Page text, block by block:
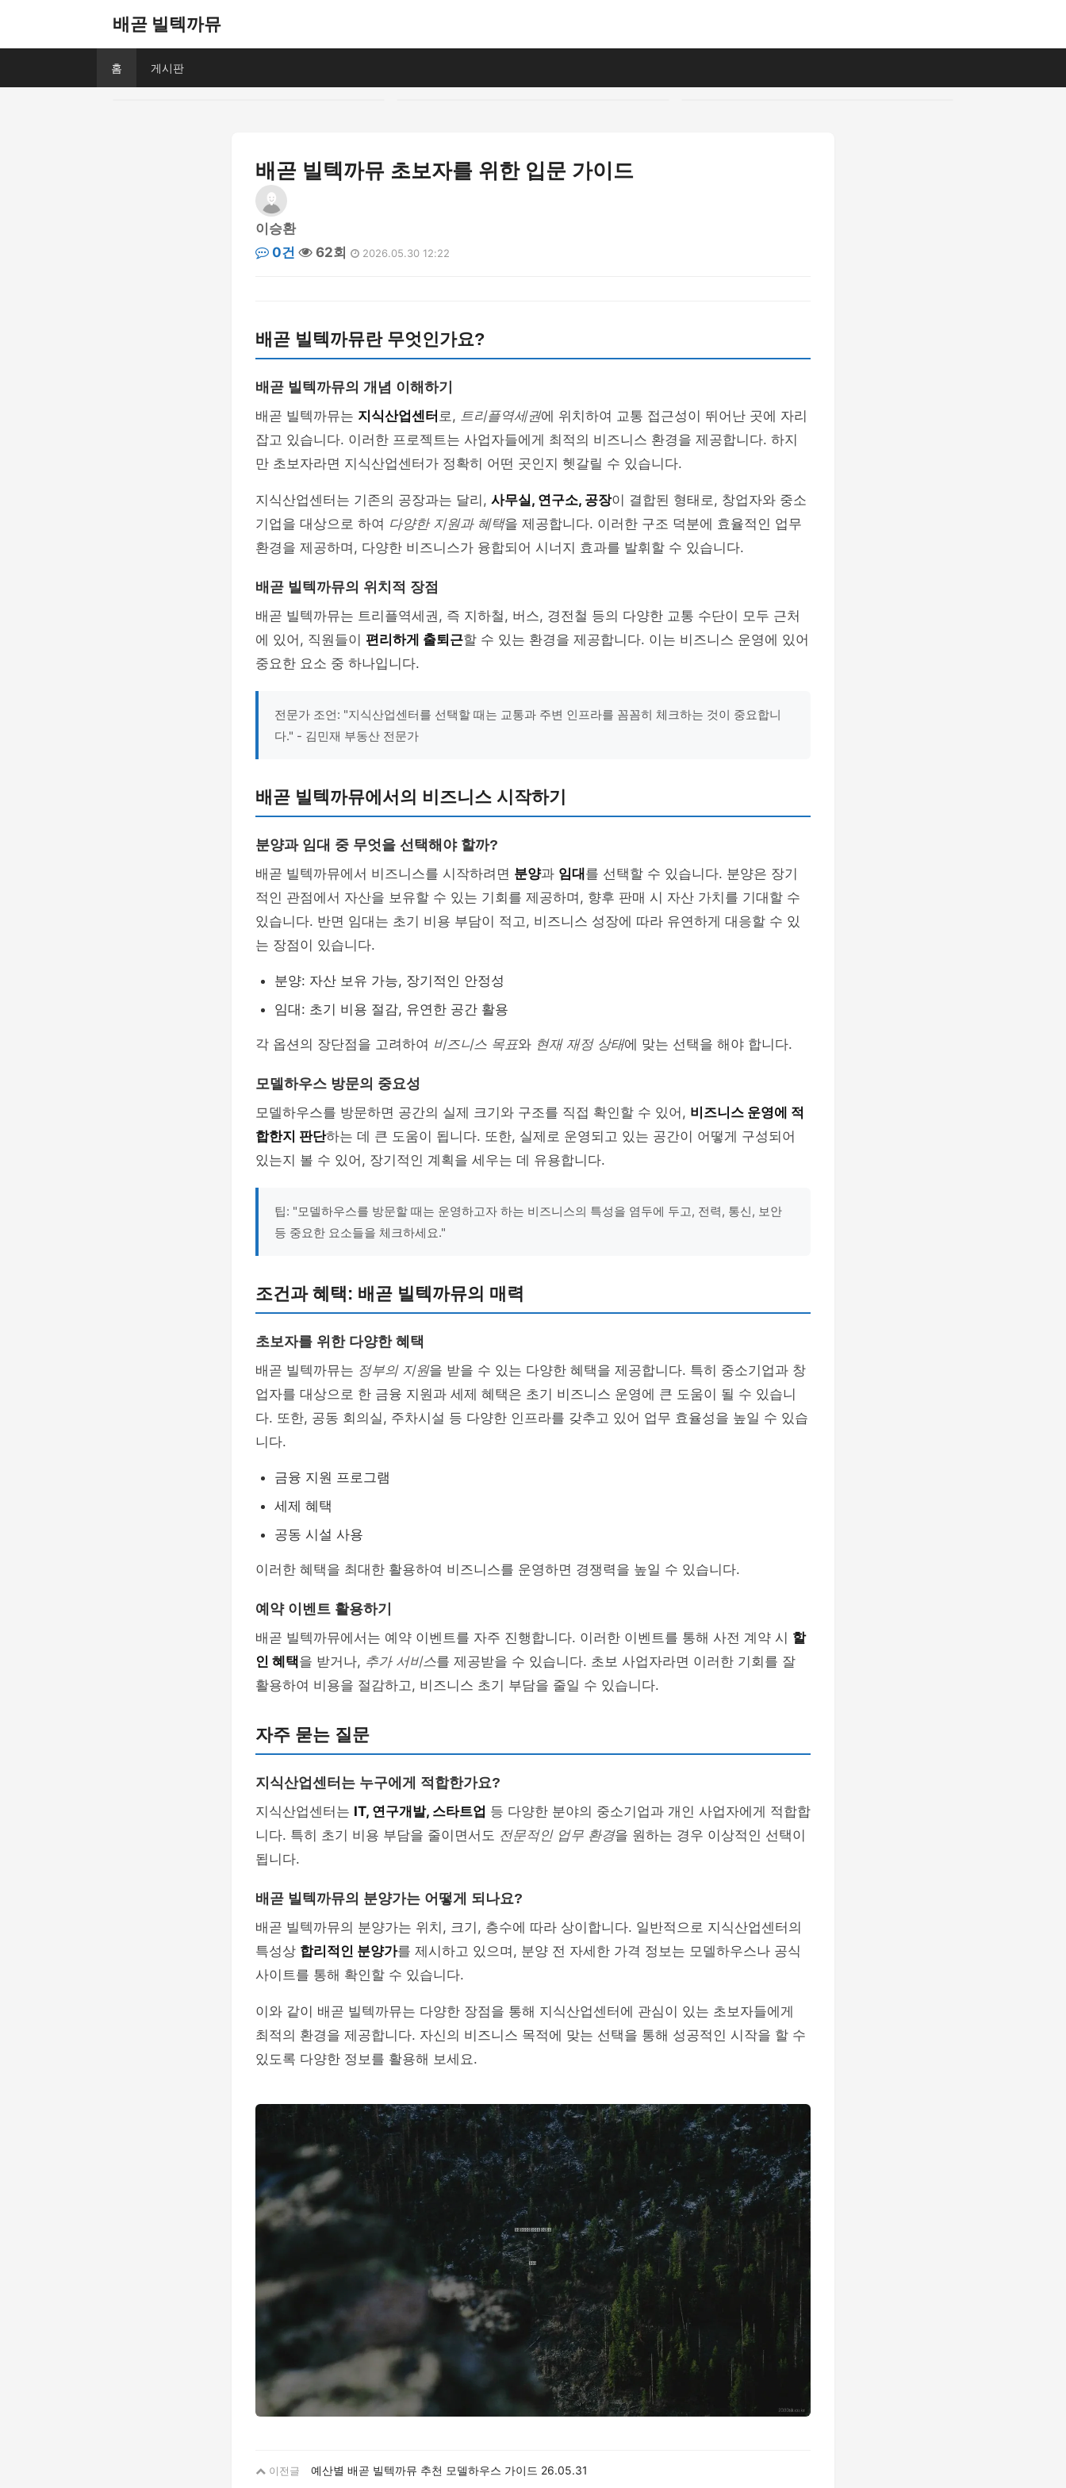
배곧 빌텍까뮤
홈 게시판
배곧 빌텍까뮤 초보자를 위한 입문 가이드
이승환
0건
62회 2026.05.30 12:22
배곧 빌텍까뮤란 무엇인가요?
배곧 빌텍까뮤의 개념 이해하기
배곧 빌텍까뮤는 지식산업센터 로, 트리플역세권에 위치하여 교통 접근성이 뛰어난 곳에 자리
잡고 있습니다. 이러한 프로젝트는 사업자들에게 최적의 비즈니스 환경을 제공합니다. 하지
만 초보자라면 지식산업센터가 정확히 어떤 곳인지 헷갈릴 수 있습니다.
지식산업센터는 기존의 공장과는 달리, 사무실, 연구소, 공장이 결합된 형태로, 창업자와 중소
기업을 대상으로 하여 다양한 지원과 혜택을 제공합니다. 이러한 구조 덕분에 효율적인 업무
환경을 제공하며, 다양한 비즈니스가 융합되어 시너지 효과를 발휘할 수 있습니다.
배곧 빌텍까뮤의 위치적 장점
배곧 빌텍까뮤는 트리플역세권, 즉 지하철, 버스, 경전철 등의 다양한 교통 수단이 모두 근처
에 있어, 직원들이 편리하게 출퇴근할 수 있는 환경을 제공합니다. 이는 비즈니스 운영에 있어
중요한 요소 중 하나입니다.
전문가 조언: "지식산업센터를 선택할 때는 교통과 주변 인프라를 꼼꼼히 체크하는 것이 중요합니
다." - 김민재 부동산 전문가
배곧 빌텍까뮤에서의 비즈니스 시작하기
분양과 임대 중 무엇을 선택해야 할까?
배곧 빌텍까뮤에서 비즈니스를 시작하려면 분양과 임대 를 선택할 수 있습니다. 분양은 장기
적인 관점에서 자산을 보유할 수 있는 기회를 제공하며, 향후 판매 시 자산 가치를 기대할 수
있습니다. 반면 임대는 초기 비용 부담이 적고, 비즈니스 성장에 따라 유연하게 대응할 수 있
는 장점이 있습니다.
분양: 자산 보유 가능, 장기적인 안정성
임대: 초기 비용 절감, 유연한 공간 활용
각 옵션의 장단점을 고려하여 비즈니스 목표와 현재 재정 상태에 맞는 선택을 해야 합니다.
모델하우스 방문의 중요성
모델하우스를 방문하면 공간의 실제 크기와 구조를 직접 확인할 수 있어, 비즈니스 운영에 적
합한지 판단하는 데 큰 도움이 됩니다. 또한, 실제로 운영되고 있는 공간이 어떻게 구성되어
있는지 볼 수 있어, 장기적인 계획을 세우는 데 유용합니다.
팁: "모델하우스를 방문할 때는 운영하고자 하는 비즈니스의 특성을 염두에 두고, 전력, 통신, 보안
등 중요한 요소들을 체크하세요."
조건과 혜택: 배곧 빌텍까뮤의 매력
초보자를 위한 다양한 혜택
배곧 빌텍까뮤는 정부의 지원을 받을 수 있는 다양한 혜택을 제공합니다. 특히 중소기업과 창
업자를 대상으로 한 금융 지원과 세제 혜택은 초기 비즈니스 운영에 큰 도움이 될 수 있습니
다. 또한, 공동 회의실, 주차시설 등 다양한 인프라를 갖추고 있어 업무 효율성을 높일 수 있습
니다.
금융 지원 프로그램
세제 혜택
공동 시설 사용
이러한 혜택을 최대한 활용하여 비즈니스를 운영하면 경쟁력을 높일 수 있습니다.
예약 이벤트 활용하기
배곧 빌텍까뮤에서는 예약 이벤트를 자주 진행합니다. 이러한 이벤트를 통해 사전 계약 시 할
인 혜택을 받거나, 추가 서비스를 제공받을 수 있습니다. 초보 사업자라면 이러한 기회를 잘
활용하여 비용을 절감하고, 비즈니스 초기 부담을 줄일 수 있습니다.
자주 묻는 질문
지식산업센터는 누구에게 적합한가요?
지식산업센터는 IT, 연구개발, 스타트업 등 다양한 분야의 중소기업과 개인 사업자에게 적합합
니다. 특히 초기 비용 부담을 줄이면서도 전문적인 업무 환경을 원하는 경우 이상적인 선택이
됩니다.
배곧 빌텍까뮤의 분양가는 어떻게 되나요?
배곧 빌텍까뮤의 분양가는 위치, 크기, 층수에 따라 상이합니다. 일반적으로 지식산업센터의
특성상 합리적인 분양가를 제시하고 있으며, 분양 전 자세한 가격 정보는 모델하우스나 공식
사이트를 통해 확인할 수 있습니다.
이와 같이 배곧 빌텍까뮤는 다양한 장점을 통해 지식산업센터에 관심이 있는 초보자들에게
최적의 환경을 제공합니다. 자신의 비즈니스 목적에 맞는 선택을 통해 성공적인 시작을 할 수
있도록 다양한 정보를 활용해 보세요.
이전글 예산별 배곧 빌텍까뮤 추천 모델하우스 가이드 26.05.31